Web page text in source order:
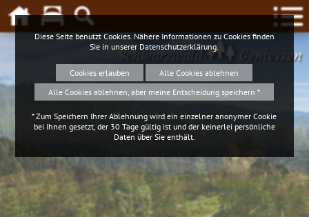
Schwarzwald Geniessen
Diese Seite benutzt Cookies. Nähere Informationen zu Cookies finden
Sie in unserer Datenschutzerklärung
Cookies erlauben
Alle Cookies ablehnen
Alle Cookies ablehnen, aber meine Entscheidung speichern *
* Zum Speichern Ihrer Ablehnung wird ein einzelner anonymer Cookie
bei Ihnen gesetzt, der 30 Tage gültig ist und der keinerlei persönliche
Daten über Sie enthält.